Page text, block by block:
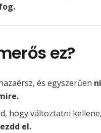
ez?
és egyszerűen
hogy változtatni
el.